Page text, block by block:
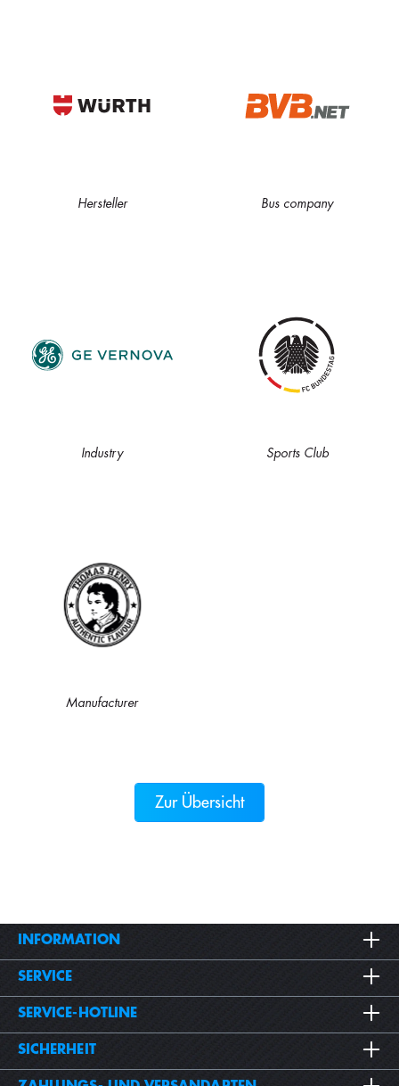
Hersteller Bus company
Industry Sports Club
Manufacturer
Zur Übersicht
INFORMATION
SERVICE
SERVICE-HOTLINE
SICHERHEIT